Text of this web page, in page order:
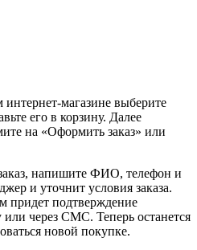
магазине выберите
его в корзину. Далее
на «Оформить заказ» или
напишите ФИО, телефон и
и уточнит условия заказа.
придет подтверждение
через СМС. Теперь останется
новой покупке.